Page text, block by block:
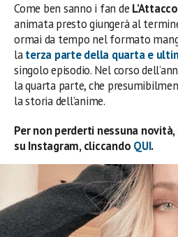
Come ben sanno i fan de
animata presto giungerà al
ormai da tempo nel formato
laterza parte della quarta e
singolo episodio. Nel corso
la quarta parte, che
la storia dell’anime.
Per non perderti nessuna
su Instagram, cliccando QUI.